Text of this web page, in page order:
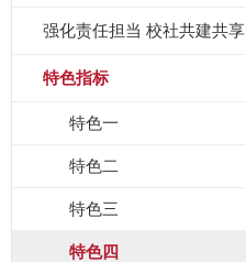
强化责任担当 校社共建共享
特色指标
特色一
特色二
特色三
特色四